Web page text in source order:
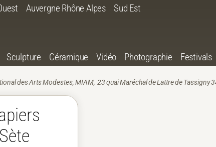
Auvergne Rhône Alpes Sud Est
Sculpture Céramique Vidéo Photographie Festivals
des Arts Modestes,MIAM, 23 quai Maréchal de Lattre de Tassigny